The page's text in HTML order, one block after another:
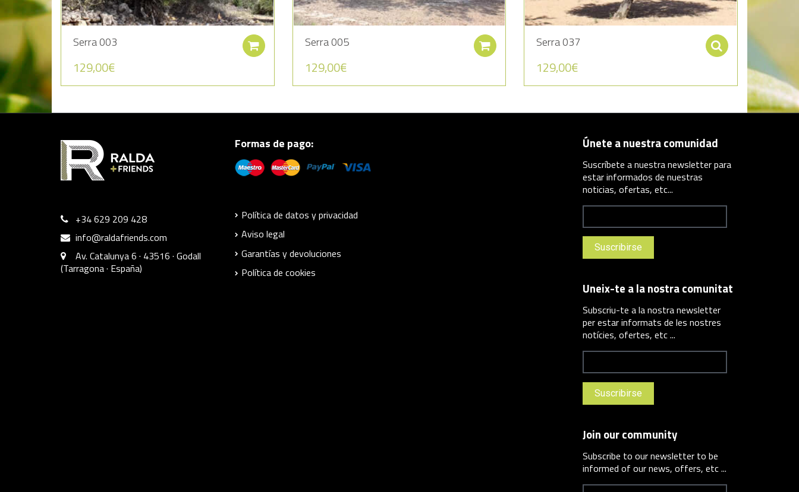
Serra 003
129,00€
Añadir al carrito
Serra 005
129,00€
Añadir al carrito
Serra 037
129,00€
Seleccionar
+34 629 209 428
info@raldafriends.com
Av. Catalunya 6 · 43516 · Godall
(Tarragona · España)
Formas de pago:
Política de datos y privacidad
Aviso legal
Garantías y devoluciones
Política de cookies
Únete a nuestra comunidad
Suscríbete a nuestra newsletter para
estar informados de nuestras
noticias, ofertas, etc...
Uneix-te a la nostra comunitat
Subscriu-te a la nostra newsletter
per estar informats de les nostres
notícies, ofertes, etc ...
Join our community
Subscribe to our newsletter to be
informed of our news, offers, etc ...